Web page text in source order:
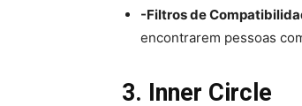
-Filtros de
encontrarem pessoas
3. Inner Circle